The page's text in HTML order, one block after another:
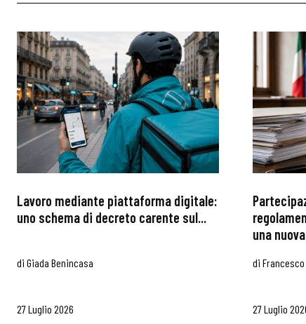
Articoli
Eventi
Chi
Lavoro mediante piattaforma digitale:
uno schema di decreto carente sul...
di Giada Benincasa
27 Luglio 2026
una
di
27 Luglio